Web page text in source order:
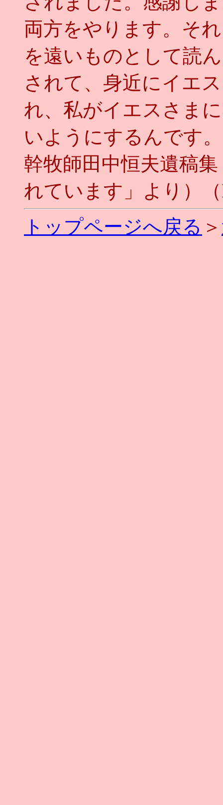
両方をやります。そ
を遠いものとして読
されて、身近にイエ
れ、私がイエスさま
いようにするんです
幹牧師田中恒夫遺稿
れています」より）
トップページへ戻る ＞